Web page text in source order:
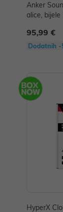
Anker
alice, bijele
95,99 €
Dodatnih -
HyperX